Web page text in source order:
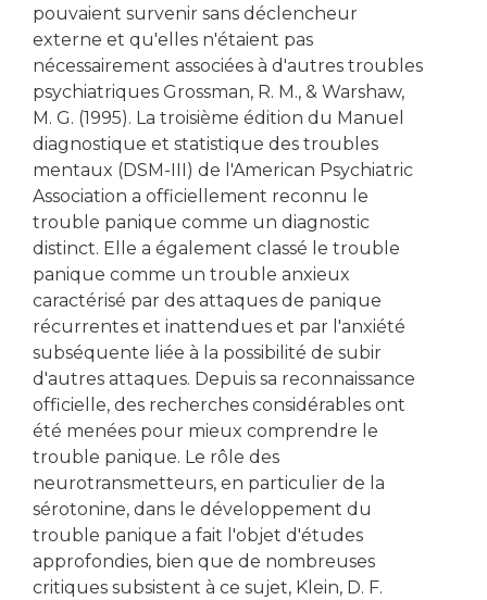
pouvaient survenir sans déclencheur
externe et qu'elles n'étaient pas
nécessairement associées à d'autres troubles
psychiatriques Grossman, R. M., & Warshaw,
M. G. (1995). La troisième édition du Manuel
diagnostique et statistique des troubles
mentaux (DSM-III) de l'American Psychiatric
Association a officiellement reconnu le
trouble panique comme un diagnostic
distinct. Elle a également classé le trouble
panique comme un trouble anxieux
caractérisé par des attaques de panique
récurrentes et inattendues et par l'anxiété
subséquente liée à la possibilité de subir
d'autres attaques. Depuis sa reconnaissance
officielle, des recherches considérables ont
été menées pour mieux comprendre le
trouble panique. Le rôle des
neurotransmetteurs, en particulier de la
sérotonine, dans le développement du
trouble panique a fait l'objet d'études
approfondies, bien que de nombreuses
critiques subsistent à ce sujet, Klein, D. F.